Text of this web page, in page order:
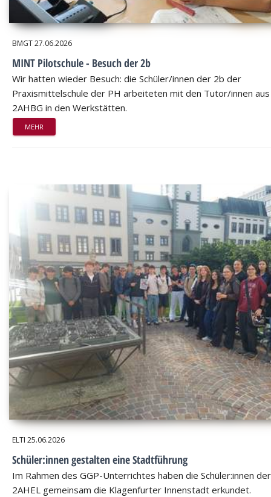
BMGT27.06.2026
MINT Pilotschule - Besuch der 2b
Wir hatten wieder Besuch: die Schüler/innen der 2b der
Praxismittelschule der PH arbeiteten mit den Tutor/innen
2AHBG in den Werkstätten.
MEHR
ELTI 25.06.2026
Schüler:innen gestalten eine Stadtführung
Im Rahmen des GGP-Unterrichtes haben die Schüler:innen der
2AHEL gemeinsam die Klagenfurter Innenstadt erkundet.